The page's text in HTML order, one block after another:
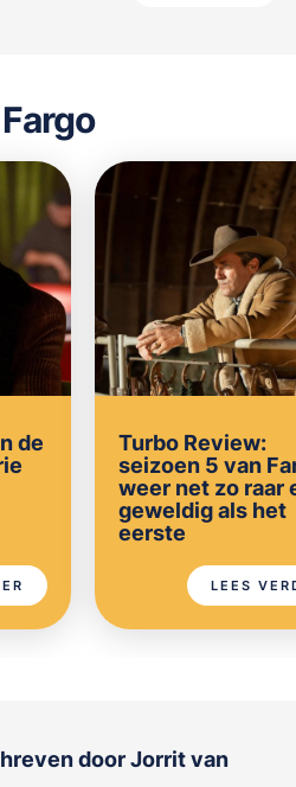
de
Turbo Review:
seizoen 5 van
weer net zo raar
geweldig als het
eerste
LEES
door Jorrit van